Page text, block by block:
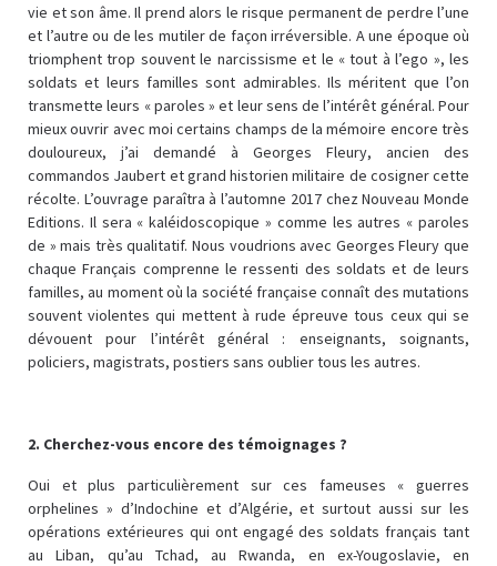
vie et son âme. Il prend alors le risque permanent de perdre l’une
et l’autre ou de les mutiler de façon irréversible. A une époque où
triomphent trop souvent le narcissisme et le « tout à l’ego », les
soldats et leurs familles sont admirables. Ils méritent que l’on
transmette leurs « paroles » et leur sens de l’intérêt général. Pour
mieux ouvrir avec moi certains champs de la mémoire encore très
douloureux, j’ai demandé à Georges Fleury, ancien des
commandos Jaubert et grand historien militaire de cosigner cette
récolte. L’ouvrage paraîtra à l’automne 2017 chez Nouveau Monde
Editions. Il sera « kaléidoscopique » comme les autres « paroles
de » mais très qualitatif. Nous voudrions avec Georges Fleury que
chaque Français comprenne le ressenti des soldats et de leurs
familles, au moment où la société française connaît des mutations
souvent violentes qui mettent à rude épreuve tous ceux qui se
dévouent pour l’intérêt général : enseignants, soignants,
policiers, magistrats, postiers sans oublier tous les autres.
2. Cherchez-vous encore des témoignages ?
Oui et plus particulièrement sur ces fameuses « guerres
orphelines » d’Indochine et d’Algérie, et surtout aussi sur les
opérations extérieures qui ont engagé des soldats français tant
au Liban, qu’au Tchad, au Rwanda, en ex-Yougoslavie, en